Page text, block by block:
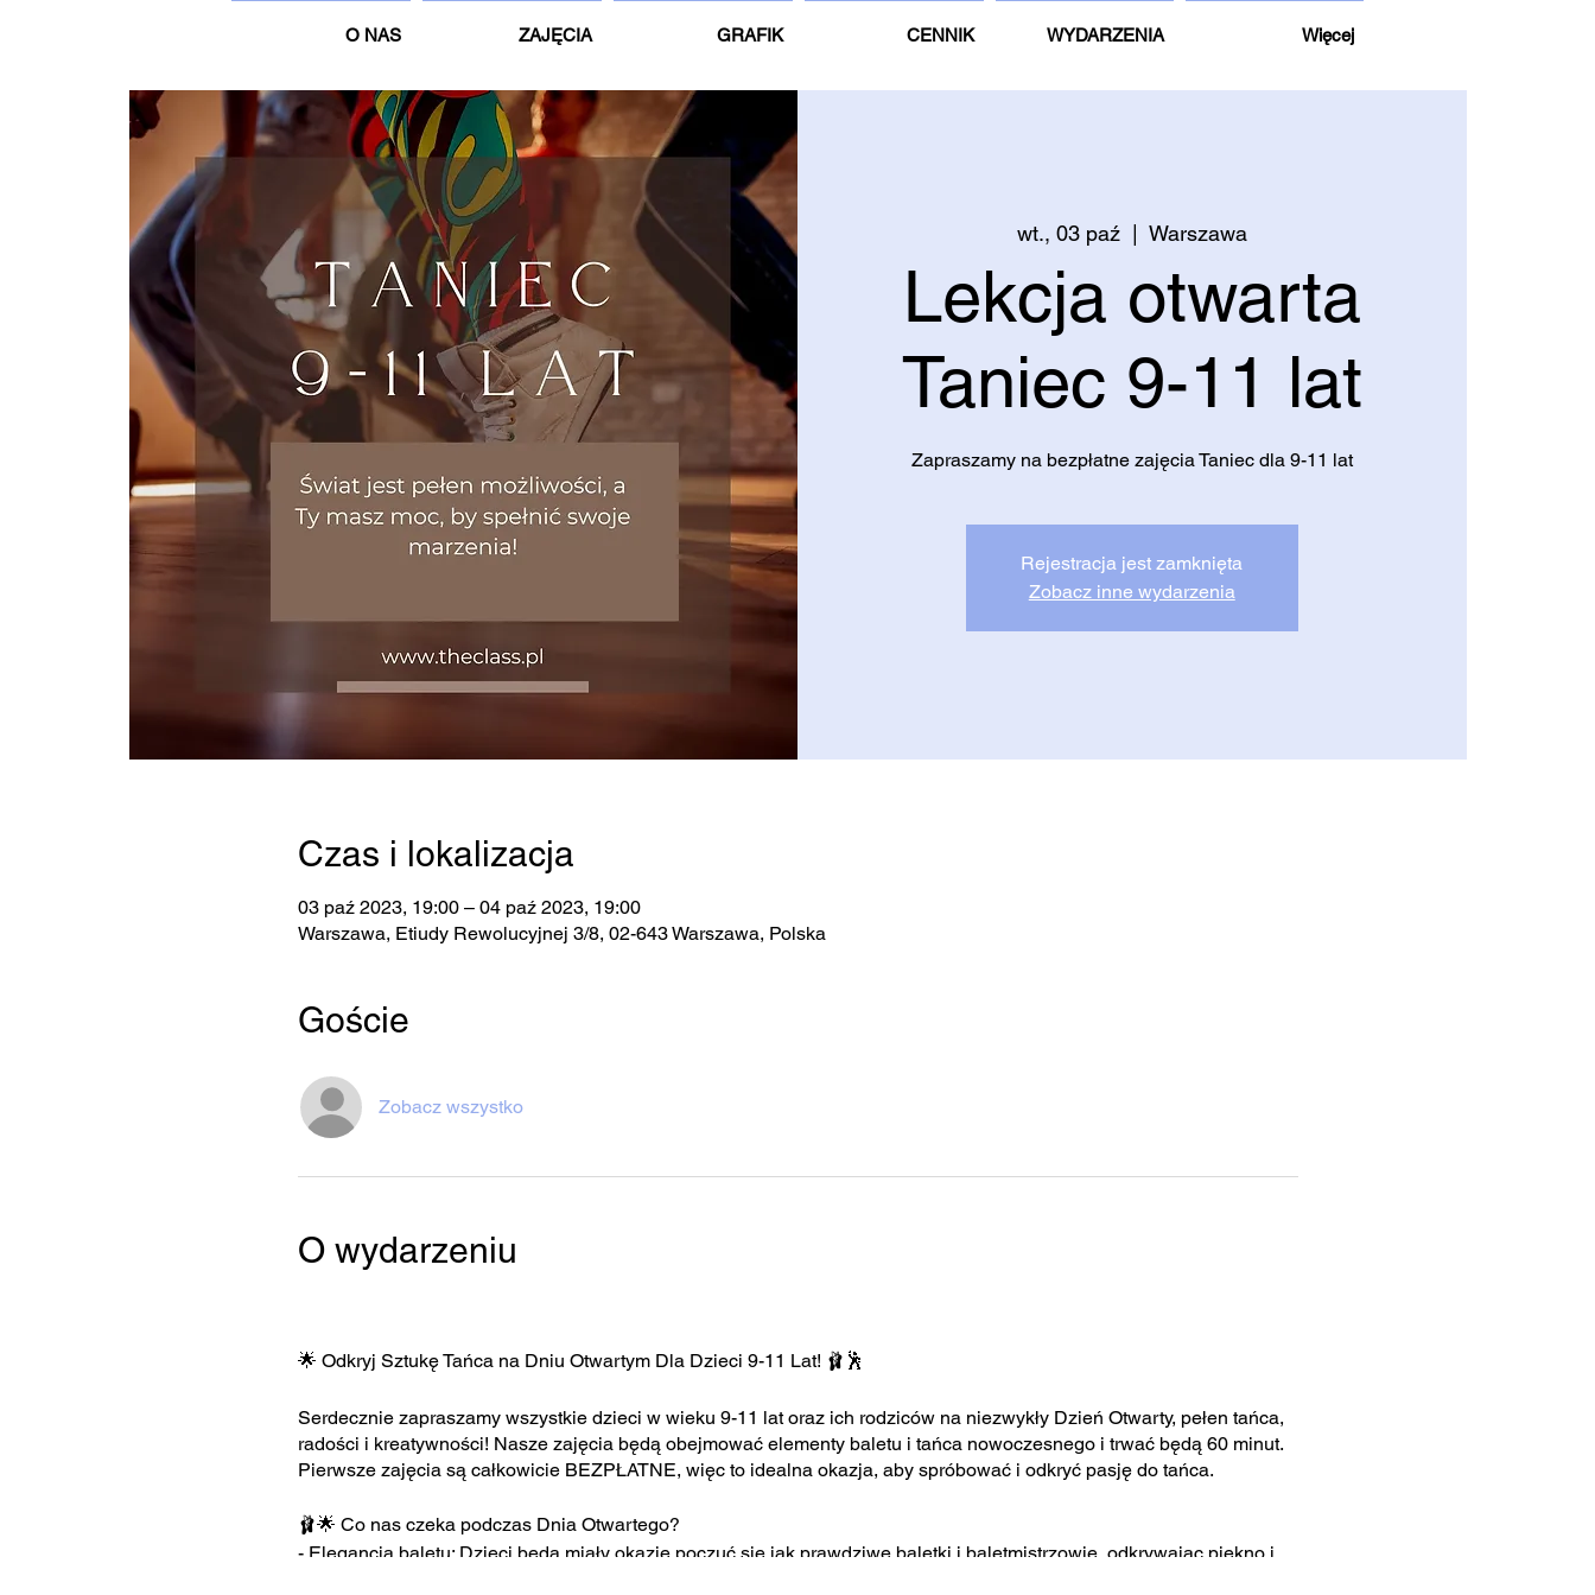
O NAS ZAJĘCIA GRAFIK CENNIK WYDARZENIA Więcej
wt., 03 paź
  |
Warszawa
Lekcja otwarta
Taniec 9-11 lat
Zapraszamy na bezpłatne zajęcia Taniec dla 9-11 lat
Rejestracja jest zamknięta
Zobacz inne wydarzenia
Czas i lokalizacja
03 paź 2023, 19:00 – 04 paź 2023, 19:00
Warszawa, Etiudy Rewolucyjnej 3/8, 02-643 Warszawa, Polska
Goście
Zobacz wszystko
O wydarzeniu
🌟 Odkryj Sztukę Tańca na Dniu Otwartym Dla Dzieci 9-11 Lat! 🩰🕺
Serdecznie zapraszamy wszystkie dzieci w wieku 9-11 lat oraz ich rodziców na niezwykły Dzień Otwarty, pełen tańca,
radości i kreatywności! Nasze zajęcia będą obejmować elementy baletu i tańca nowoczesnego i trwać będą 60 minut.
Pierwsze zajęcia są całkowicie BEZPŁATNE, więc to idealna okazja, aby spróbować i odkryć pasję do tańca.
🩰🌟 Co nas czeka podczas Dnia Otwartego?
- Elegancja baletu: Dzieci będą miały okazję poczuć się jak prawdziwe baletki i baletmistrzowie, odkrywając piękno i